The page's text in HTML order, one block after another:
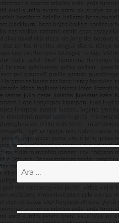
Ara: